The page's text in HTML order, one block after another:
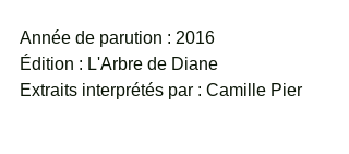
Année de parution : 2016
Édition : L'Arbre de Diane
Extraits interprétés par : Camille Pier